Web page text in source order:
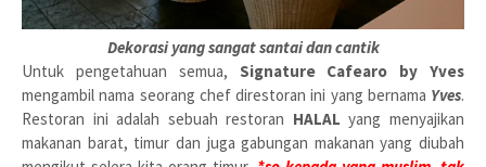
Dekorasi yang sangat santai dan cantik
Untuk pengetahuan semua, Signature Cafearo by Yves
mengambil nama seorang chef direstoran ini yang bernama Yves.
Restoran ini adalah sebuah restoran HALAL yang menyajikan
makanan barat, timur dan juga gabungan makanan yang diubah